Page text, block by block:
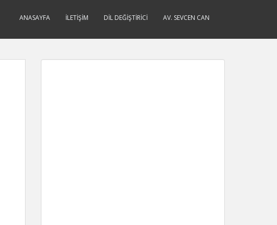
ANASAYFA İLETIŞIM DIL DEĞIŞTIRICI AV. SEVCEN CAN